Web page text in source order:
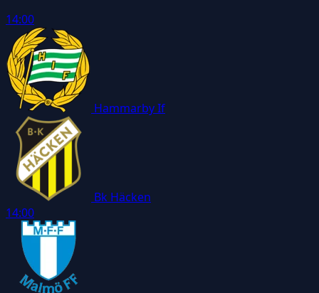
14:00
Hammarby If
Bk Häcken
14:00